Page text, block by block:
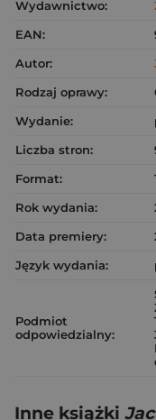
Wydawnictwo:
EAN:
Autor:
Rodzaj oprawy:
Wydanie:
Liczba stron:
Format:
Rok wydania:
Data premiery:
Język wydania:
Podmiot
odpowiedzialny:
Inne książki